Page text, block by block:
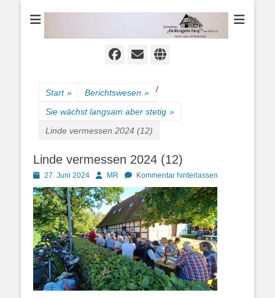
Heimathaus
Hollager Hof v.
Facebook
E-
Website
Start » Berichtswesen » /
Sie wächst langsam aber stetig »
Linde vermessen 2024 (12)
Linde vermessen 2024 (12)
Posted
on
27. Juni 2024 AutorMR Kommentar hinterlassen